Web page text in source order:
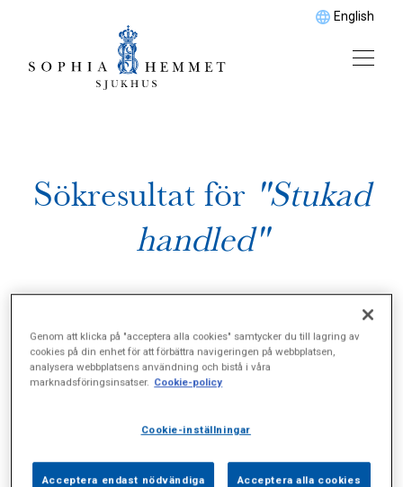
English
Sökresultat för "Stukad
handled"
Genom att klicka på "acceptera alla cookies" samtycker du till lagring av
cookies på din enhet för att förbättra navigeringen på webbplatsen,
analysera webbplatsens användning och bistå i våra
marknadsföringsinsatser. Cookie-policy
Cookie-inställningar
Acceptera endast nödvändiga Acceptera alla cookies